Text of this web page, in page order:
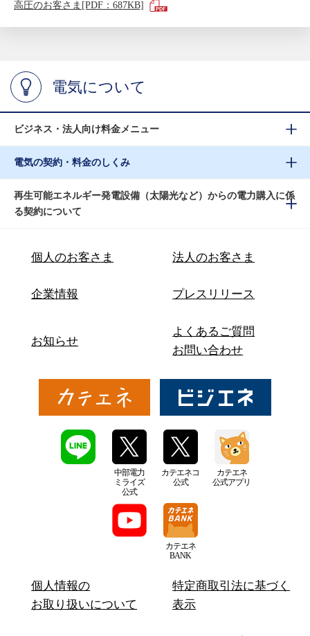
高圧のお客さま[PDF：687KB]
電気について
ビジネス・法人向け料金メニュー
電気の契約・料金のしくみ
再生可能エネルギー発電設備（太陽光など）からの電力購入に係
る契約について
個人のお客さま 法人のお客さま
企業情報 プレスリリース
お知らせ
よくあるご質問
お問い合わせ
中部電力
ミライズ
公式
カテエネコ
公式
カテエネ
公式アプリ
カテエネ
BANK
個人情報の
お取り扱いについて
特定商取引法に基づく
表示